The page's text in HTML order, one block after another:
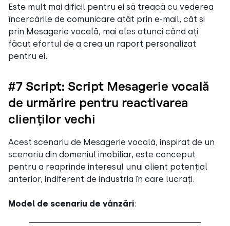
Este mult mai dificil pentru ei să treacă cu vederea
încercările de comunicare atât prin e-mail, cât și
prin Mesagerie vocală, mai ales atunci când ați
făcut efortul de a crea un raport personalizat
pentru ei.
#7 Script: Script Mesagerie vocală
de urmărire pentru reactivarea
clienților vechi
Acest scenariu de Mesagerie vocală, inspirat de un
scenariu din domeniul imobiliar, este conceput
pentru a reaprinde interesul unui client potențial
anterior, indiferent de industria în care lucrați.
Model de scenariu de vânzări: